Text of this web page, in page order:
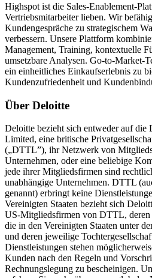
Highspot ist die Sales-Enablement-
Vertriebsmitarbeiter lieben. Wir
Kundengespräche zu strategischem
verbessern. Unsere Plattform
Management, Training, kontextuelle
umsetzbare Analysen. Go-to-Market-
ein einheitliches Einkaufserlebnis zu
Kundenzufriedenheit und
Über Deloitte
Deloitte bezieht sich entweder auf die
Limited, eine britische
(„DTTL”), ihr Netzwerk von
Unternehmen, oder eine beliebige
jede ihrer Mitgliedsfirmen sind
unabhängige Unternehmen. DTTL
genannt) erbringt keine
Vereinigten Staaten bezieht sich
US-Mitgliedsfirmen von DTTL, deren
die in den Vereinigten Staaten unter
und deren jeweilige
Dienstleistungen stehen
Kunden nach den Regeln und
Rechnungslegung zu bescheinigen.